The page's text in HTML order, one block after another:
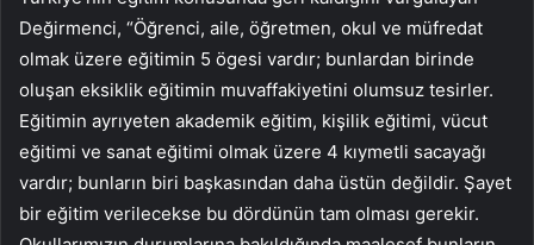
Değirmenci, “Öğrenci, aile, öğretmen, okul ve müfredat
olmak üzere eğitimin 5 ögesi vardır; bunlardan birinde
oluşan eksiklik eğitimin muvaffakiyetini olumsuz tesirler.
Eğitimin ayrıyeten akademik eğitim, kişilik eğitimi, vücut
eğitimi ve sanat eğitimi olmak üzere 4 kıymetli sacayağı
vardır; bunların biri başkasından daha üstün değildir. Şayet
bir eğitim verilecekse bu dördünün tam olması gerekir.